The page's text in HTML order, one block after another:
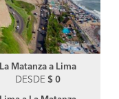
La Matanza a Lima
DESDE $ 0